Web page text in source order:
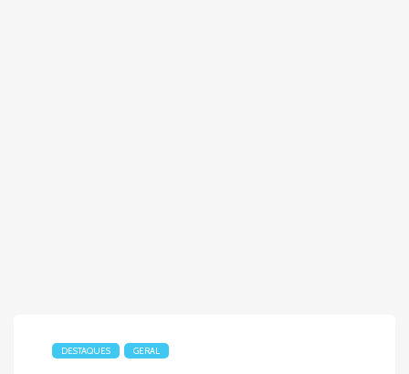
DESTAQUES GERAL